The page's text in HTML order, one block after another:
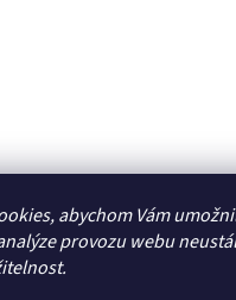
abychom Vám
provozu webu